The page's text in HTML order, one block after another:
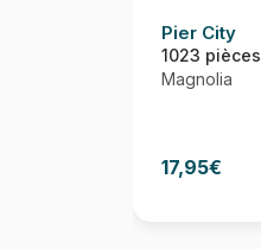
Pier City
1023 pièces
Magnolia
17,95€